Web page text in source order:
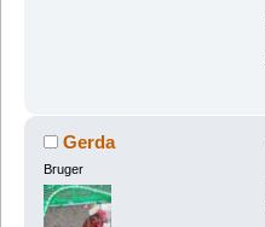
Gerda
Bruger